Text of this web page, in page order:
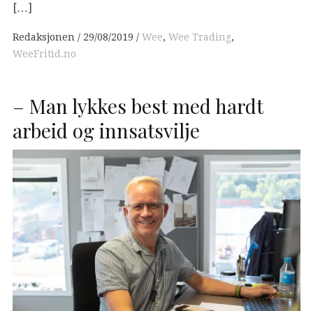
[…]
Redaksjonen 29/08/2019 Wee, Wee Trading,
WeeFritid.no
– Man lykkes best med hardt
arbeid og innsatsvilje